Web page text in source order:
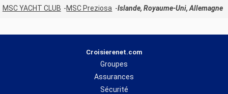
MSC YACHT CLUB
MSC Preziosa Islande, Royaume-Uni, Allemagne
Croisierenet.com
Groupes
Assurances
Sécurité